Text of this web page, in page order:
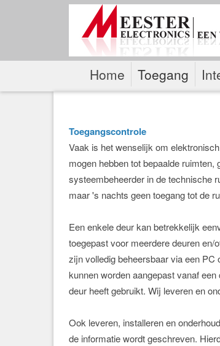
Home Toegang
Toegangscontrole
Vaak is het wenselijk om
mogen hebben tot bepaalde
systeembeheerder in de technische
maar 's nachts geen toegang tot de
Een enkele deur kan betrekkelijk
toegepast voor meerdere deuren
zijn volledig beheersbaar via een
kunnen worden aangepast vanaf
deur heeft gebruikt. Wij leveren en
Ook leveren, installeren en
de informatie wordt geschreven.